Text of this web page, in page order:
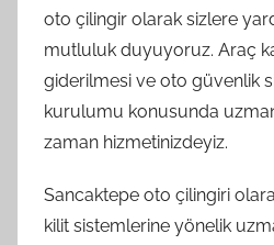
oto çilingir olarak sizlere
mutluluk duyuyoruz. Araç
giderilmesi ve oto güvenlik
kurulumu konusunda
zaman hizmetinizdeyiz.
Sancaktepe oto çilingiri
kilit sistemlerine yönelik